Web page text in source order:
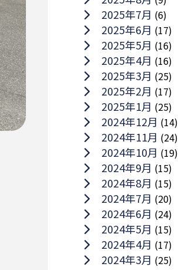
2025年7月 (6)
2025年6月 (17)
2025年5月 (16)
2025年4月 (16)
2025年3月 (25)
2025年2月 (17)
2025年1月 (25)
2024年12月 (14)
2024年11月 (24)
2024年10月 (19)
2024年9月 (15)
2024年8月 (15)
2024年7月 (20)
2024年6月 (24)
2024年5月 (15)
2024年4月 (17)
2024年3月 (25)